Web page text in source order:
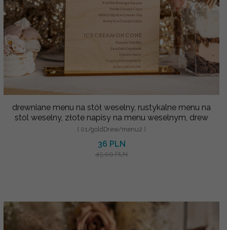
drewniane menu na stół weselny, rustykalne menu na
stol weselny, złote napisy na menu weselnym, drew
( 01/goldDrew/menu2 )
36 PLN
45.00 PLN